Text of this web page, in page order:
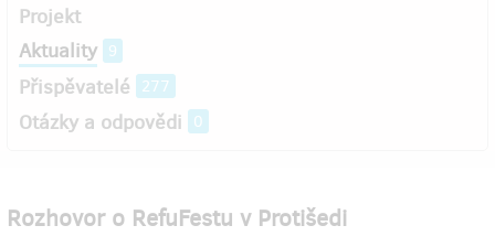
Projekt
Aktuality 9
Přispěvatelé 277
Otázky a odpovědi 0
Rozhovor o RefuFestu v Protišedi